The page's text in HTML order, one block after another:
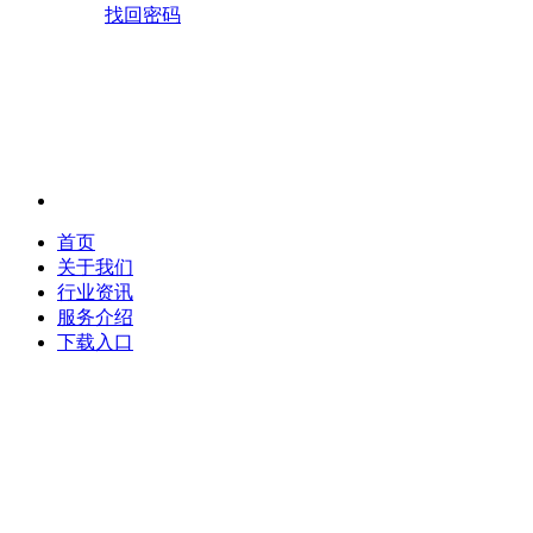
找回密码
首页
关于我们
行业资讯
服务介绍
下载入口